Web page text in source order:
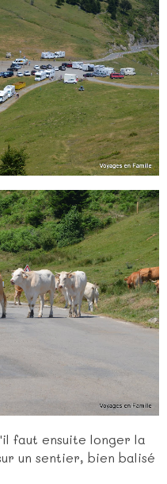
faut ensuite longer la
un sentier, bien balisé